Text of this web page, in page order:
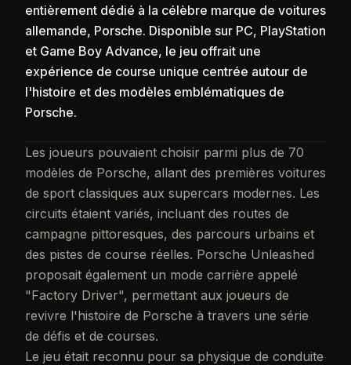
entièrement dédié à la célèbre marque de voitures
allemande, Porsche. Disponible sur PC, PlayStation
et Game Boy Advance, le jeu offrait une
expérience de course unique centrée autour de
l'histoire et des modèles emblématiques de
Porsche.
Les joueurs pouvaient choisir parmi plus de 70
modèles de Porsche, allant des premières voitures
de sport classiques aux supercars modernes. Les
circuits étaient variés, incluant des routes de
campagne pittoresques, des parcours urbains et
des pistes de course réelles. Porsche Unleashed
proposait également un mode carrière appelé
"Factory Driver", permettant aux joueurs de
revivre l'histoire de Porsche à travers une série
de défis et de courses.
Le jeu était reconnu pour sa physique de conduite